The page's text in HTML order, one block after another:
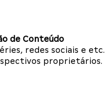
de Conteúdo
redes sociais e etc.
proprietários.